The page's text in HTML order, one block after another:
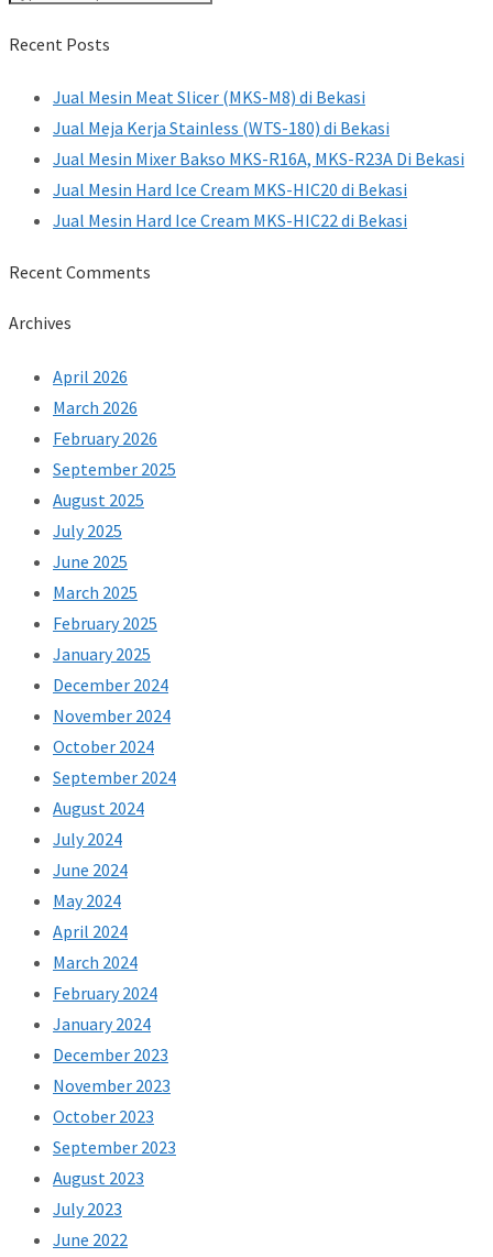
Recent Posts
Jual Mesin Meat Slicer (MKS-M8) di Bekasi
Jual Meja Kerja Stainless (WTS-180) di Bekasi
Jual Mesin Mixer Bakso MKS-R16A, MKS-R23A Di Bekasi
Jual Mesin Hard Ice Cream MKS-HIC20 di Bekasi
Jual Mesin Hard Ice Cream MKS-HIC22 di Bekasi
Recent Comments
Archives
April 2026
March 2026
February 2026
September 2025
August 2025
July 2025
June 2025
March 2025
February 2025
January 2025
December 2024
November 2024
October 2024
September 2024
August 2024
July 2024
June 2024
May 2024
April 2024
March 2024
February 2024
January 2024
December 2023
November 2023
October 2023
September 2023
August 2023
July 2023
June 2022